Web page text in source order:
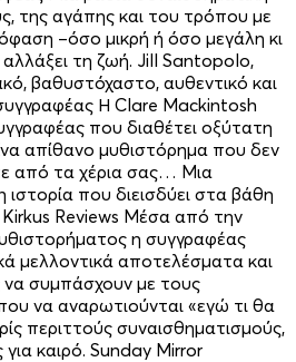
της αγάπης και του τρόπου µε
–όσο µικρή ή όσο µεγάλη κι
αλλάξει τη ζωή. Jill Santopolo,
βαθυστόχαστο, αυθεντικό και
Η Clare Mackintosh
που διαθέτει οξύτατη
απίθανο µυθιστόρηµα που δεν
από τα χέρια σας… Μια
ιστορία που διεισδύει στα βάθη
Reviews Μέσα από την
η συγγραφέας
µελλοντικά αποτελέσµατα και
να συµπάσχουν µε τους
να αναρωτιούνται «εγώ τι θα
περιττούς συναισθηµατισµούς,
καιρό. Sunday Mirror